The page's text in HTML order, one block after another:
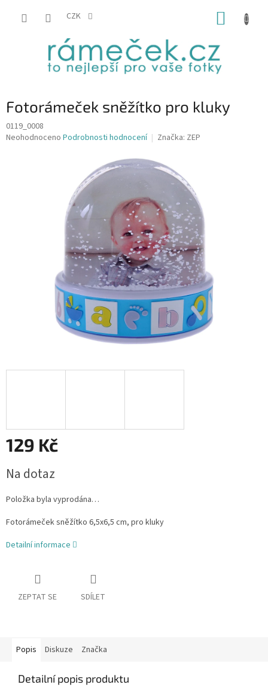
CZK
Fotorámeček sněžítko pro kluky
0119_0008
Průměrné
Neohodnoceno Podrobnosti hodnocení Značka: ZEP
129 Kč
cena:
Na dotaz
Položka byla vyprodána…
Fotorámeček sněžítko 6,5x6,5 cm, pro kluky
Detailní informace
ZEPTAT SE SDÍLET
Popis Diskuze Značka
Detailní popis produktu